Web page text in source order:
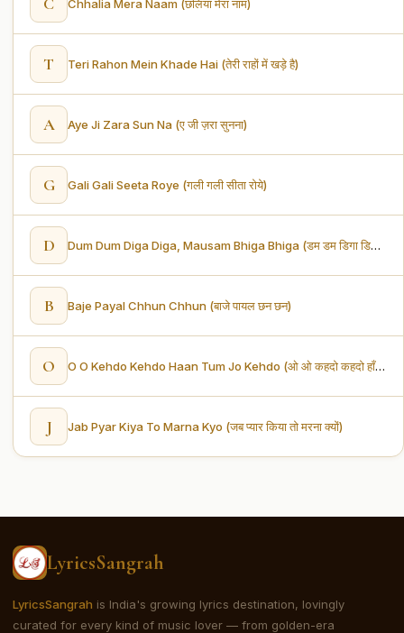
Chhalia Mera Naam (छलिया मेरा नाम)
T Teri Rahon Mein Khade Hai (तेरी राहों में खड़े है)
A Aye Ji Zara Sun Na (ए जी ज़रा सुनना)
G Gali Gali Seeta Roye (गली गली सीता रोये)
D Dum Dum Diga Diga, Mausam Bhiga Bhiga (डम डम डिगा डिगा, मौसम भिगा भिगा)
B Baje Payal Chhun Chhun (बाजे पायल छन छन)
O O O Kehdo Kehdo Haan Tum Jo Kehdo (ओ ओ कहदो कहदो हाँ तुम जो कहदो)
J Jab Pyar Kiya To Marna Kyo (जब प्यार किया तो मरना क्यों)
LyricsSangrah
LyricsSangrah is India's growing lyrics destination, lovingly
curated for every kind of music lover — from golden-era